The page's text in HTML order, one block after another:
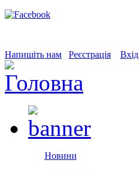
Напишіть нам Реєстрація Вхід
Новини